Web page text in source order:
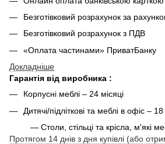
Безготівковий розрахунок за
Безготівковий розрахунок з ПДВ
«Оплата частинами» ПриватБанку
Докладніше
Гарантія від виробника :
Корпусні меблі – 24 місяці
Дитячі/підліткові та меблі в офіс – 18
— Столи, стільці та крісла, м'які
Протягом 14 днів з дня купівлі (або